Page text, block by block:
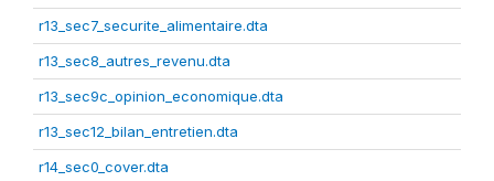
r13_sec7_securite_alimentaire.dta
r13_sec8_autres_revenu.dta
r13_sec9c_opinion_economique.dta
r13_sec12_bilan_entretien.dta
r14_sec0_cover.dta